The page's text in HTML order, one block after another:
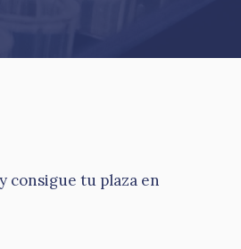
consigue tu plaza en